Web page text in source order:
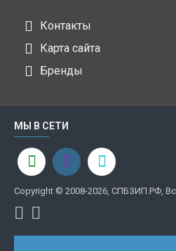
Контакты
Карта сайта
Бренды
МЫ В СЕТИ
Copyright © 2008-2026, СПБЗИП.РФ,